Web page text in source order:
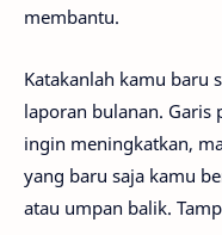
membantu.
Katakanlah kamu baru
laporan bulanan.
ingin meningkatkan,
yang baru saja kamu
atau umpan balik.